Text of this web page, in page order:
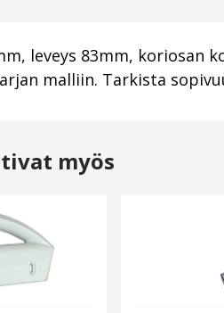
leveys 83mm, koriosan
malliin. Tarkista
myös